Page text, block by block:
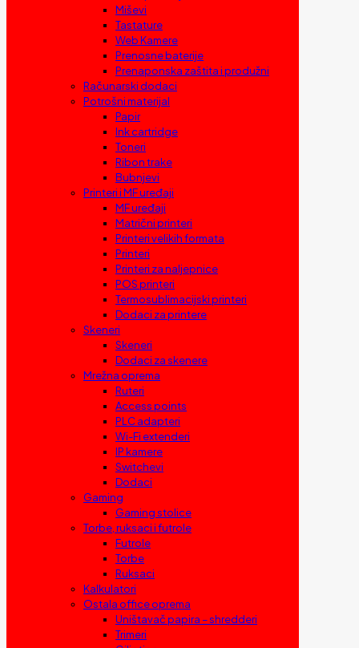
Miševi
Tastature
Web Kamere
Prenosne baterije
Prenaponska zaštita i produžni
Računarski dodaci
Potrošni materijal
Papir
Ink cartridge
Toneri
Ribon trake
Bubnjevi
Printeri i MF uređaji
MF uređaji
Matrični printeri
Printeri velikih formata
Printeri
Printeri za naljepnice
POS printeri
Termosublimacijski printeri
Dodaci za printere
Skeneri
Skeneri
Dodaci za skenere
Mrežna oprema
Ruteri
Access points
PLC adapteri
Wi-Fi extenderi
IP kamere
Switchevi
Dodaci
Gaming
Gaming stolice
Torbe, ruksaci i futrole
Futrole
Torbe
Ruksaci
Kalkulatori
Ostala office oprema
Uništavač papira – shredderi
Trimeri